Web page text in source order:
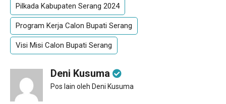
Pilkada Kabupaten Serang 2024
Program Kerja Calon Bupati Serang
Visi Misi Calon Bupati Serang
Deni Kusuma
Pos lain oleh Deni Kusuma